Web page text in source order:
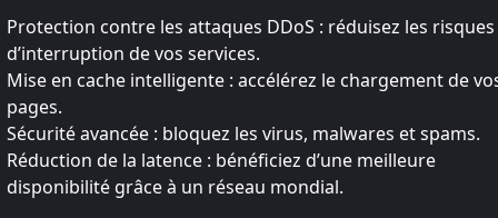
Protection contre les attaques DDoS : réduisez les risques
d’interruption de vos services.
Mise en cache intelligente : accélérez le chargement de
pages.
Sécurité avancée : bloquez les virus, malwares et spams.
Réduction de la latence : bénéficiez d’une meilleure
disponibilité grâce à un réseau mondial.